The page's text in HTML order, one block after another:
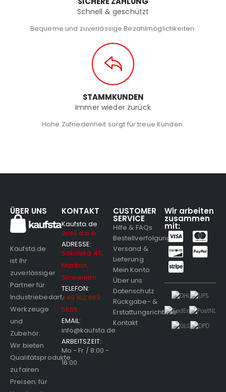
Schnell & geschützt
Bequeme und zuverlässige Bezahlmöglichkeiten.
STAMMKUNDEN
Immer wieder zurück
Hohe Zufriedenheit sorgt für treue Kunden.
ÜBER UNS
Kaufsta.de
ist Ihr
zuverlässiger
Partner für
Industriebedarf,
Werkzeuge
und
Zubehör.
Wir bieten
Qualitätsprodukte
zu fairen
Preisen; für
KONTAKT
Kaufsta.de
JosS d.o.o.
ADRESSE:
Sokolska 45,
Maribor,
Slowenien
TELEFON:
+49 162 669
5555
EMAIL:
info@kaufsta.de
ARBEITSZEIT:
Mo - Fr / 8:00 -
16:00
CUSTOMER
SERVICE
Hilfe & FAQs
Bestellverfolgung
Versand &
Lieferung
Mein Konto
Über uns
Datenschutz
Rückgabe- &
Erstattungsrichtlinie
Kontakt
Wir arbeiten
zusammen
mit: